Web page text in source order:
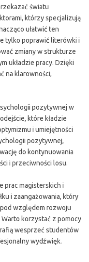
światu
którzy specjalizują
ułatwić ten
tylko poprawić literówki i
zmiany w strukturze
układzie pracy. Dzięki
na klarowności,
pozytywnej w
które kładzie
i umiejętności
pozytywnej,
do kontynuowania
i przeciwności losu.
prac magisterskich i
i zaangażowania, który
względem rozwoju
korzystać z pomocy
wesprzeć studentów
wydźwięk.